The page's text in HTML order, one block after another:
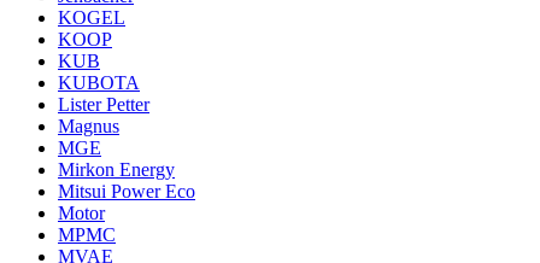
KOGEL
KOOP
KUB
KUBOTA
Lister Petter
Magnus
MGE
Mirkon Energy
Mitsui Power Eco
Motor
MPMC
MVAE